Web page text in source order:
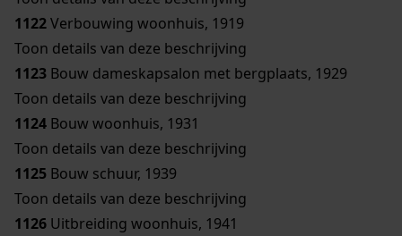
1122Verbouwing woonhuis, 1919
Toon details van deze beschrijving
1123 Bouw dameskapsalon met bergplaats, 1929
Toon details van deze beschrijving
1124 Bouw woonhuis, 1931
Toon details van deze beschrijving
1125 Bouw schuur, 1939
Toon details van deze beschrijving
1126 Uitbreiding woonhuis, 1941